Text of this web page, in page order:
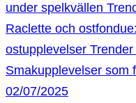
under spelkvällen
Raclette och
ostupplevelser Trender
Smakupplevelser som
02/07/2025